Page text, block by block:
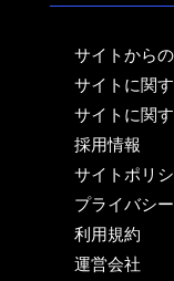
サイトから
サイトに関
サイトに関
採用情報
サイトポリ
プライバシ
利用規約
運営会社